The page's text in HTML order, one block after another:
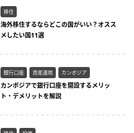
移住
海外移住するならどこの国がいい？オスス
メしたい国11選
銀行口座 資産運用 カンボジア
カンボジアで銀行口座を開設するメリッ
ト・デメリットを解説